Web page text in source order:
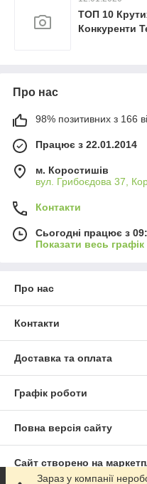
ТОП 10
Конкуренти
Про нас
98% позитивних з 166
Працює з 22.01.2014
м. Коростишів
вул. Грибоєдова 37,
Контакти
Сьогодні працює з
Показати весь
Про нас
Контакти
Доставка та оплата
Графік роботи
Повна версія сайту
Сайт створено на
Зараз у компанії